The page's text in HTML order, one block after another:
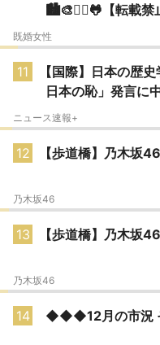
🏙🎨🙅‍♀️🐸【転載禁
既婚女性
11
【国際】日本の歴
日本の恥」発言に
ニュース速報+
12 【歩道橋】乃木坂
乃木坂46
13 【歩道橋】乃木坂
乃木坂46
14 ◆◆◆12月の市